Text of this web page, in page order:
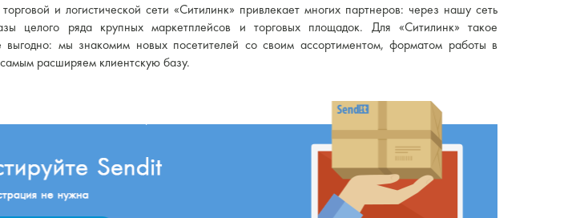
и логистической сети «Ситилинк» привлекает многих партнеров: через нашу сеть
целого ряда крупных маркетплейсов и торговых площадок. Для «Ситилинк» такое
выгодно: мы знакомим новых посетителей со своим ассортиментом, форматом работы в
расширяем клиентскую базу.